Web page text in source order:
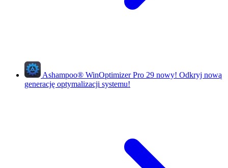
Ashampoo® WinOptimizer Pro 29 nowy! Odkryj nową
generację optymalizacji systemu!